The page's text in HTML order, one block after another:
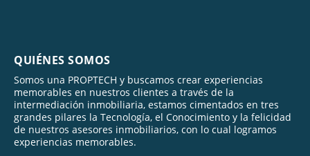
QUIÉNES SOMOS
Somos una PROPTECH y buscamos crear experiencias
memorables en nuestros clientes a través de la
intermediación inmobiliaria, estamos cimentados en tres
grandes pilares la Tecnología, el Conocimiento y la felicidad
de nuestros asesores inmobiliarios, con lo cual logramos
experiencias memorables.